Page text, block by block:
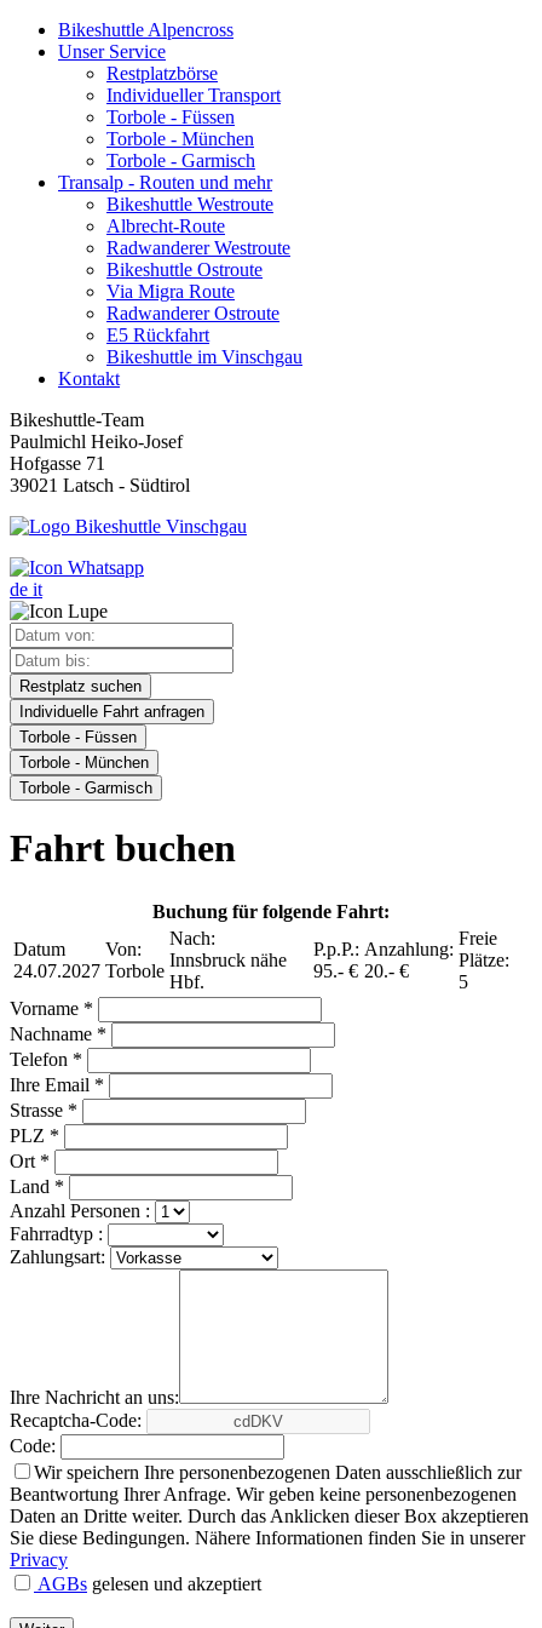
Bikeshuttle Alpencross
Unser Service
Restplatzbörse
Individueller Transport
Torbole - Füssen
Torbole - München
Torbole - Garmisch
Transalp - Routen und mehr
Bikeshuttle Westroute
Albrecht-Route
Radwanderer Westroute
Bikeshuttle Ostroute
Via Migra Route
Radwanderer Ostroute
E5 Rückfahrt
Bikeshuttle im Vinschgau
Kontakt
Bikeshuttle-Team
Paulmichl Heiko-Josef
Hofgasse 71
39021 Latsch - Südtirol
de it
Restplatz suchen
Individuelle Fahrt anfragen
Torbole - Füssen
Torbole - München
Torbole - Garmisch
Fahrt buchen
Buchung für folgende Fahrt:
Datum
24.07.2027
Von:
Torbole
Nach:
Innsbruck nähe
Hbf.
P.p.P.:
95.- €
Anzahlung:
20.- €
Freie
Plätze:
5
Vorname *
Nachname *
Telefon *
Ihre Email *
Strasse *
PLZ *
Ort *
Land *
Anzahl Personen :
Fahrradtyp :
Zahlungsart:
Ihre Nachricht an uns:
Recaptcha-Code:
Code:
Wir speichern Ihre personenbezogenen Daten ausschließlich zur
Beantwortung Ihrer Anfrage. Wir geben keine personenbezogenen
Daten an Dritte weiter. Durch das Anklicken dieser Box akzeptieren
Sie diese Bedingungen. Nähere Informationen finden Sie in unserer
Privacy
AGBs gelesen und akzeptiert